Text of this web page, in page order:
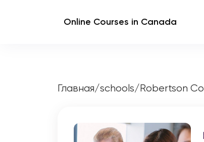
Online Courses in Canada
Главная/schools/Robertson